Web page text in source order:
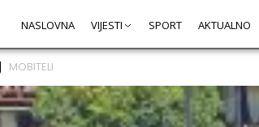
NASLOVNA VIJESTI SPORT AKTUALNO